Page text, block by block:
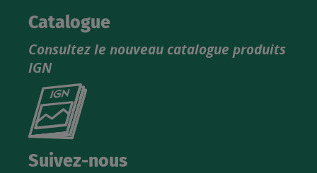
Catalogue
Consultez le nouveau catalogue produits
IGN
Consultez
catalogue
Suivez-nous